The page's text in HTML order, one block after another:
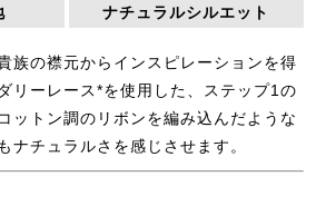
ナチュラルシルエット
族の襟元からインスピレーションを得
リーレース*を使用した、ステップ1の
ットン調のリボンを編み込んだような
ナチュラルさを感じさせます。